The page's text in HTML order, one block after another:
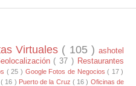
Virtuales ( 105 )ashotel
( 37 ) Restaurantes
( 25 ) Google Fotos de Negocios( 17 )
( 16 ) Puerto de la Cruz ( 16 ) Oficinas de